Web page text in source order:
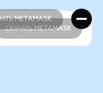
METAMASK
METAMASK
СКАЧАТЬ METAMASK